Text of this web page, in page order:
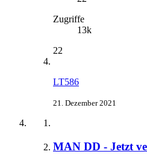
Zugriffe
13k
22
LT586
21. Dezember 2021
MAN DD - Jetzt